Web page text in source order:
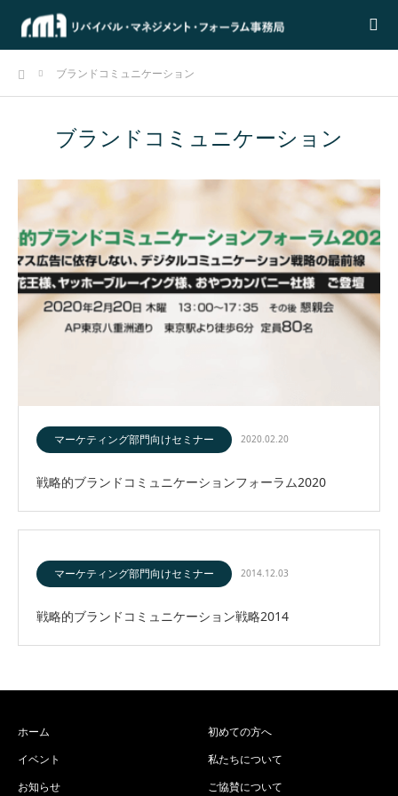
ホームブランドコミュニケーション
ブランドコミュニケーション
マーケティング部門向けセミナー 2020.02.20
戦略的ブランドコミュニケーションフォーラム2020
マーケティング部門向けセミナー 2014.12.03
戦略的ブランドコミュニケーション戦略2014
ホーム
イベント
お知らせ
初めての方へ
私たちについて
ご協賛について